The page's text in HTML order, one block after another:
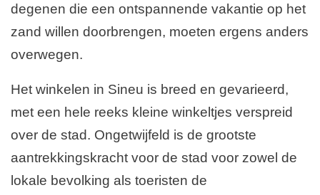
degenen die een ontspannende vakantie op het
zand willen doorbrengen, moeten ergens anders
overwegen.
Het winkelen in Sineu is breed en gevarieerd,
met een hele reeks kleine winkeltjes verspreid
over de stad. Ongetwijfeld is de grootste
aantrekkingskracht voor de stad voor zowel de
lokale bevolking als toeristen de